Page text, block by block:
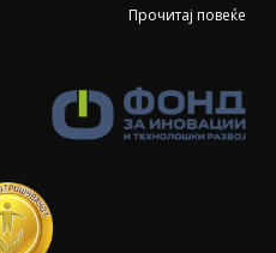
Прочитај повеќе